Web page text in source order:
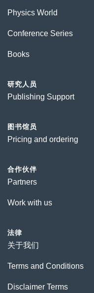
Physics World
Conference Series
Books
研究人员
Publishing Support
图书馆员
Pricing and ordering
合作伙伴
Partners
Work with us
法律
关于我们
Terms and Conditions
Disclaimer Terms